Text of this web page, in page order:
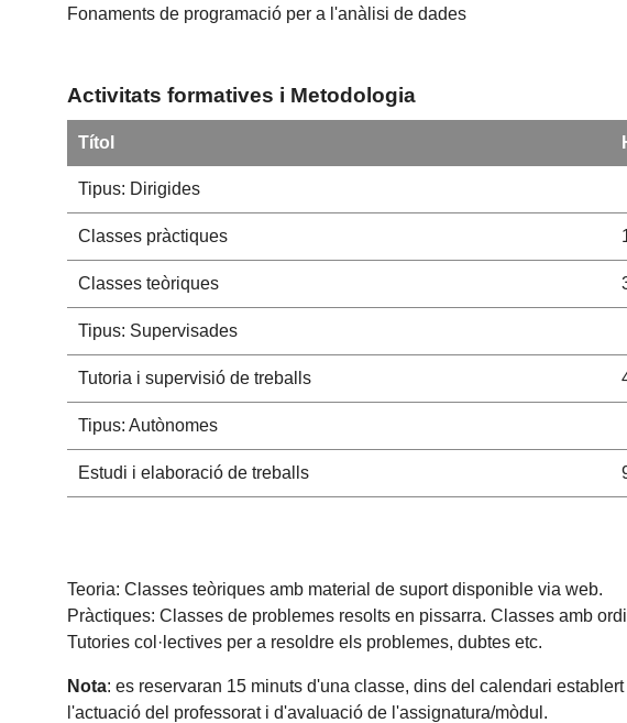
Fonaments de programació per a l'anàlisi de dades
Activitats formatives i Metodologia
Títol
Tipus: Dirigides
Classes pràctiques
Classes teòriques
Tipus: Supervisades
Tutoria i supervisió de treballs
Tipus: Autònomes
Estudi i elaboració de treballs
Teoria: Classes teòriques amb material de suport disponible via web.
Pràctiques: Classes de problemes resolts en pissarra. Classes amb
Tutories col·lectives per a resoldre els problemes, dubtes etc.
Nota: es reservaran 15 minuts d'una classe, dins del calendari
l'actuació del professorat i d'avaluació de l'assignatura/mòdul.